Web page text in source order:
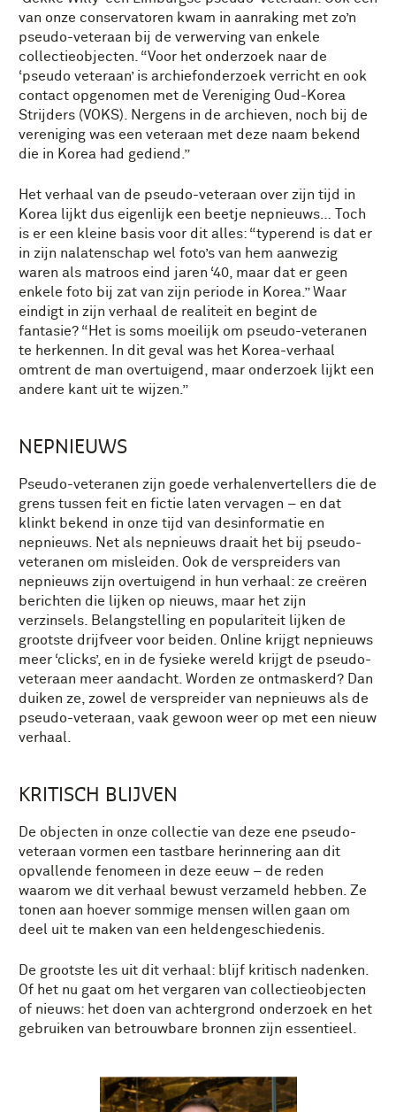
van onze conservatoren kwam in aanraking met zo’n
pseudo-veteraan bij de verwerving van enkele
collectieobjecten. “Voor het onderzoek naar de
‘pseudo veteraan’ is archiefonderzoek verricht en ook
contact opgenomen met de Vereniging Oud-Korea
Strijders (VOKS). Nergens in de archieven, noch bij de
vereniging was een veteraan met deze naam bekend
die in Korea had gediend.”
Het verhaal van de pseudo-veteraan over zijn tijd in
Korea lijkt dus eigenlijk een beetje nepnieuws… Toch
is er een kleine basis voor dit alles: “typerend is dat er
in zijn nalatenschap wel foto’s van hem aanwezig
waren als matroos eind jaren ‘40, maar dat er geen
enkele foto bij zat van zijn periode in Korea.” Waar
eindigt in zijn verhaal de realiteit en begint de
fantasie? “Het is soms moeilijk om pseudo-veteranen
te herkennen. In dit geval was het Korea-verhaal
omtrent de man overtuigend, maar onderzoek lijkt een
andere kant uit te wijzen.”
NEPNIEUWS
Pseudo-veteranen zijn goede verhalenvertellers die de
grens tussen feit en fictie laten vervagen – en dat
klinkt bekend in onze tijd van desinformatie en
nepnieuws. Net als nepnieuws draait het bij pseudo-
veteranen om misleiden. Ook de verspreiders van
nepnieuws zijn overtuigend in hun verhaal: ze creëren
berichten die lijken op nieuws, maar het zijn
verzinsels. Belangstelling en populariteit lijken de
grootste drijfveer voor beiden. Online krijgt nepnieuws
meer ‘clicks’, en in de fysieke wereld krijgt de pseudo-
veteraan meer aandacht. Worden ze ontmaskerd? Dan
duiken ze, zowel de verspreider van nepnieuws als de
pseudo-veteraan, vaak gewoon weer op met een nieuw
verhaal.
KRITISCH BLIJVEN
De objecten in onze collectie van deze ene pseudo-
veteraan vormen een tastbare herinnering aan dit
opvallende fenomeen in deze eeuw – de reden
waarom we dit verhaal bewust verzameld hebben. Ze
tonen aan hoever sommige mensen willen gaan om
deel uit te maken van een heldengeschiedenis.
De grootste les uit dit verhaal: blijf kritisch nadenken.
Of het nu gaat om het vergaren van collectieobjecten
of nieuws: het doen van achtergrond onderzoek en het
gebruiken van betrouwbare bronnen zijn essentieel.